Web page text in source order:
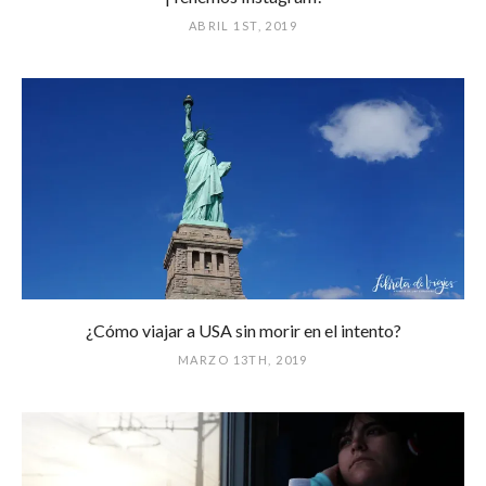
ABRIL 1ST, 2019
¿Cómo viajar a USA sin morir en el intento?
MARZO 13TH, 2019